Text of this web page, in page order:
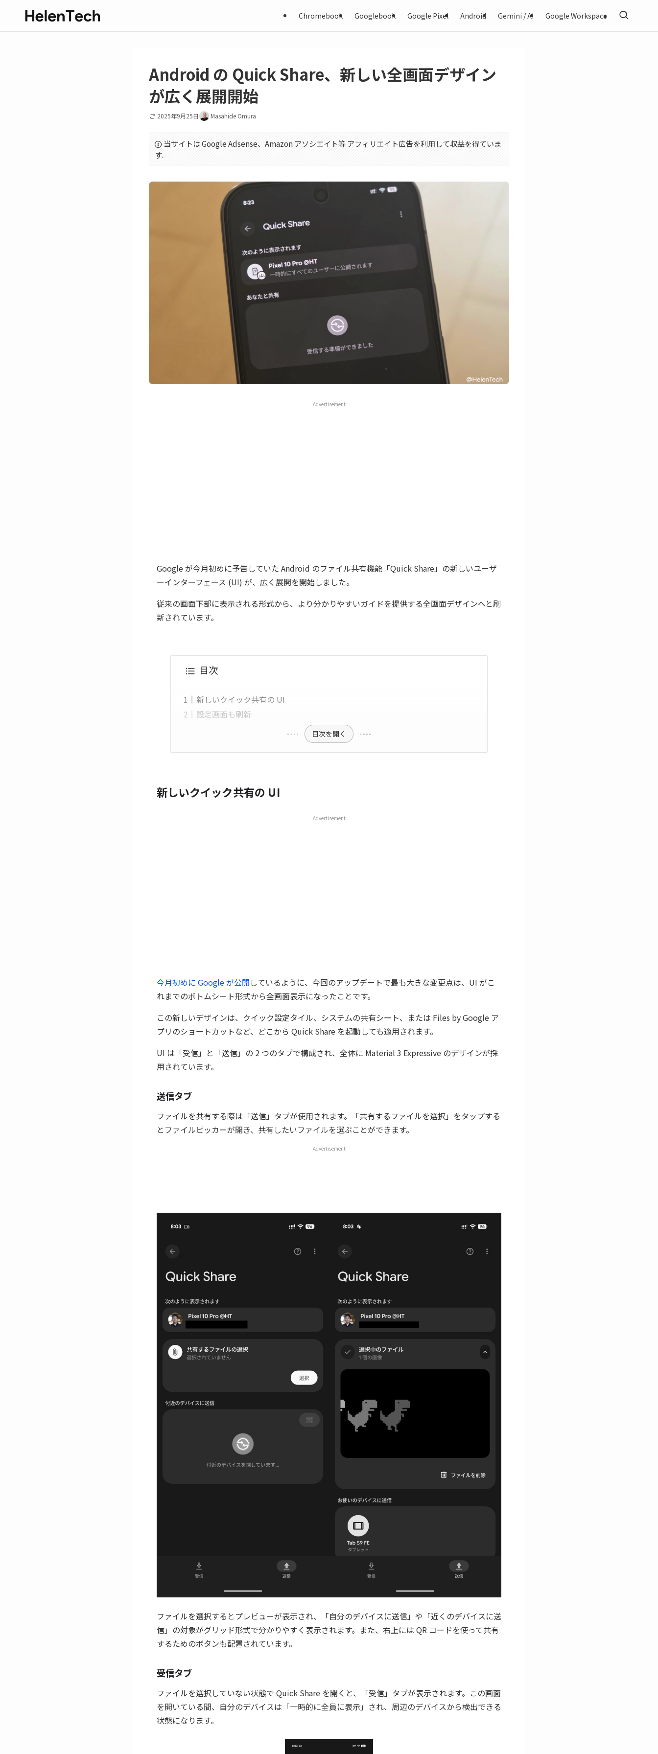
Chromebook Googlebook Google Pixel Android Gemini / AI Google Workspace
Android の Quick Share、新しい全画面デザイン
が広く展開開始
2025年9月25日 Masahide Omura
当サイトは Google Adsense、Amazon アソシエイト等 アフィリエイト広告を利用して収益を得ていま
す.
Advertisement
Google が今月初めに予告していた Android のファイル共有機能「Quick Share」の新しいユーザ
ーインターフェース (UI) が、広く展開を開始しました。
従来の画面下部に表示される形式から、より分かりやすいガイドを提供する全画面デザインへと刷
新されています。
目次
新しいクイック共有の UI
設定画面も刷新
目次を開く
新しいクイック共有の UI
Advertisement
今月初めに Google が公開しているように、今回のアップデートで最も大きな変更点は、UI がこ
れまでのボトムシート形式から全画面表示になったことです。
この新しいデザインは、クイック設定タイル、システムの共有シート、または Files by Google ア
プリのショートカットなど、どこから Quick Share を起動しても適用されます。
UI は「受信」と「送信」の 2 つのタブで構成され、全体に Material 3 Expressive のデザインが採
用されています。
送信タブ
ファイルを共有する際は「送信」タブが使用されます。「共有するファイルを選択」をタップする
とファイルピッカーが開き、共有したいファイルを選ぶことができます。
Advertisement
ファイルを選択するとプレビューが表示され、「自分のデバイスに送信」や「近くのデバイスに送
信」の対象がグリッド形式で分かりやすく表示されます。また、右上には QR コードを使って共有
するためのボタンも配置されています。
受信タブ
ファイルを選択していない状態で Quick Share を開くと、「受信」タブが表示されます。この画面
を開いている間、自分のデバイスは「一時的に全員に表示」され、周辺のデバイスから検出できる
状態になります。